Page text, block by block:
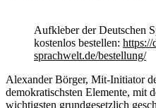
Aufkleber der Deutschen
kostenlos bestellen: https://
sprachwelt.de/bestellung/
Alexander Börger, Mit-Initiator
demokratischsten Elemente, mit
wichtigsten grundgesetzlich